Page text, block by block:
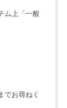
ム上「一般
でお尋ねく